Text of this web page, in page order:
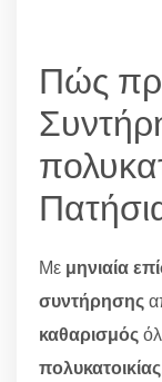
Πώς
Με μηνιαία
συντήρησης
καθαρισμός
πολυκατοικίας